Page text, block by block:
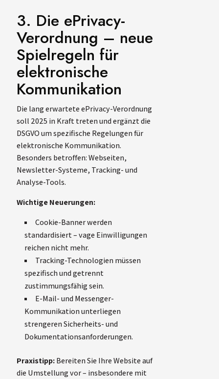
3. Die ePrivacy-
Verordnung – neue
Spielregeln für
elektronische
Kommunikation
Die lang erwartete ePrivacy-Verordnung
soll 2025 in Kraft treten und ergänzt die
DSGVO um spezifische Regelungen für
elektronische Kommunikation.
Besonders betroffen: Webseiten,
Newsletter-Systeme, Tracking- und
Analyse-Tools.
Wichtige Neuerungen:
Cookie-Banner werden
standardisiert – vage Einwilligungen
reichen nicht mehr.
Tracking-Technologien müssen
spezifisch und getrennt
zustimmungsfähig sein.
E-Mail- und Messenger-
Kommunikation unterliegen
strengeren Sicherheits- und
Dokumentationsanforderungen.
Praxistipp:Bereiten Sie Ihre Website auf
die Umstellung vor – insbesondere mit